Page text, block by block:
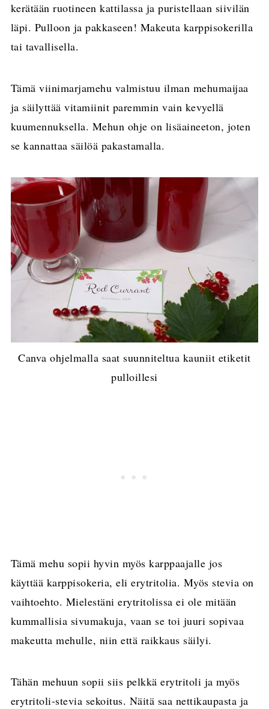
kerätään ruotineen kattilassa ja puristellaan siivilän
läpi. Pulloon ja pakkaseen! Makeuta karppisokerilla
tai tavallisella.
Tämä viinimarjamehu valmistuu ilman mehumaijaa
ja säilyttää vitamiinit paremmin vain kevyellä
kuumennuksella. Mehun ohje on lisäaineeton, joten
se kannattaa säilöä pakastamalla.
Canva ohjelmalla saat suunniteltua kauniit etiketit
pulloillesi
Tämä mehu sopii hyvin myös karppaajalle jos
käyttää karppisokeria, eli erytritolia. Myös stevia on
vaihtoehto. Mielestäni erytritolissa ei ole mitään
kummallisia sivumakuja, vaan se toi juuri sopivaa
makeutta mehulle, niin että raikkaus säilyi.
Tähän mehuun sopii siis pelkkä erytritoli ja myös
erytritoli-stevia sekoitus. Näitä saa nettikaupasta ja